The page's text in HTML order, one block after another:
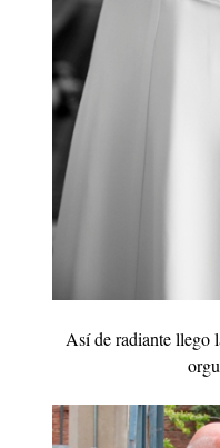
Así de radiante llego